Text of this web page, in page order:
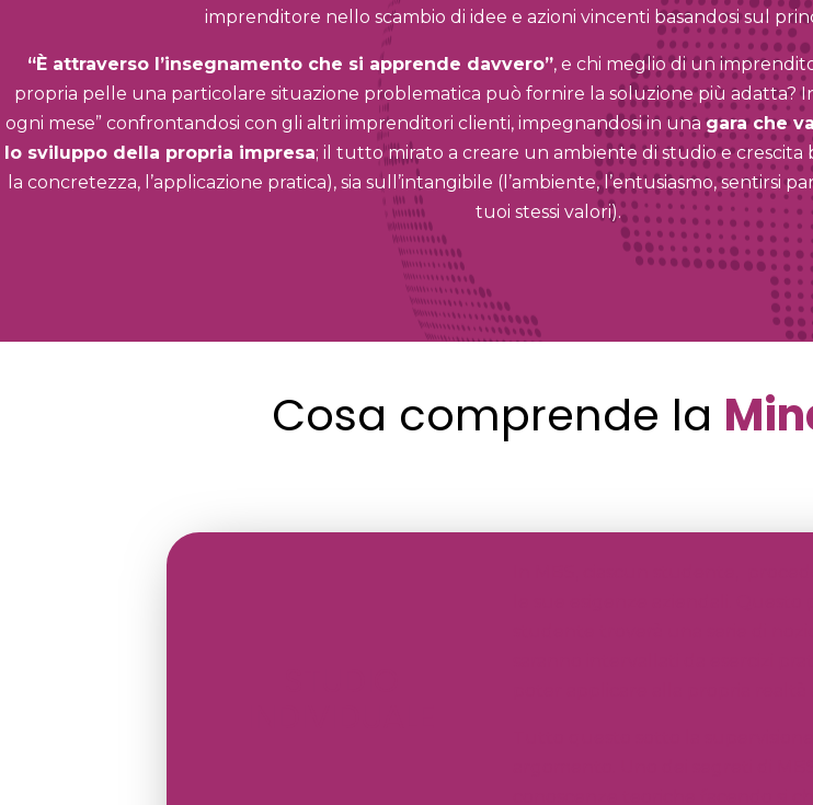
imprenditore nello scambio di idee e azioni vincenti basandosi sul
“È attraverso l’insegnamento che si apprende davvero”, e chi meglio di un
propria pelle una particolare situazione problematica può fornire la soluzione più adatta?
ogni mese” confrontandosi con gli altri imprenditori clienti, impegnandosi in una gara che
lo sviluppo della propria impresa; il tutto mirato a creare un ambiente di studio e crescita
la concretezza, l’applicazione pratica), sia sull’intangibile (l’ambiente, l’entusiasmo, sentirsi
tuoi stessi valori).
Cosa comprende la